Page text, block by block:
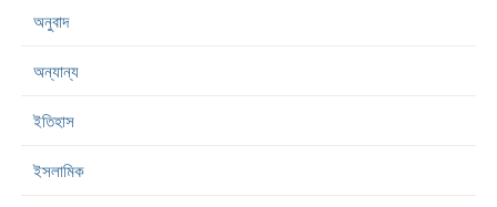
অনুবাদ
অন্যান্য
ইতিহাস
ইসলামিক